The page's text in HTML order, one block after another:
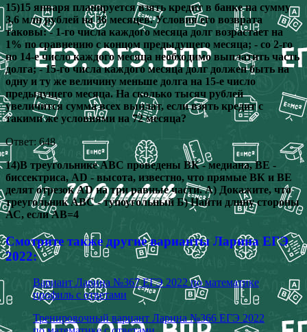
15)15 января планируется взять кредит в банке на сумму
3,6 млн рублей на 36 месяцев. Условия его возврата
таковы: ‐ 1‐го числа каждого месяца долг возрастает на
1% по сравнению с концом предыдущего месяца; ‐ со 2‐го
по 14‐е число каждого месяца необходимо выплатить часть
долга; ‐ 15‐го числа каждого месяца долг должен быть на
одну и ту же величину меньше долга на 15‐е число
предыдущего месяца. На сколько тысяч рублей
увеличится сумма всех выплат, если взять кредит с
такими же условиями на 72 месяца?
Ответ: 648
14)В треугольнике АВС проведены ВК ‐ медиана, ВЕ ‐
биссектриса, АD ‐ высота, известно, что прямые ВК и ВЕ
делят отрезок AD на три равные части. А) Докажите, что
треугольник АВС ‐ тупоугольный Б) Найти длину стороны
АС, если АВ=4
Смотрите также другие варианты Ларина ЕГЭ
2022:
Вариант Ларина №367 ЕГЭ 2022 по математике
профиль с ответами
Тренировочный вариант Ларина №366 ЕГЭ 2022